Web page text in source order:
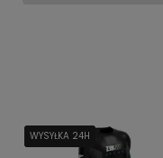
WYSYŁKA 24H
WYSYŁKA 24H
WYSYŁKA 24H